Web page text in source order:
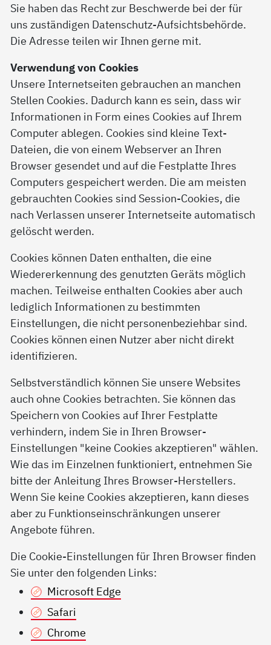
Sie haben das Recht zur Beschwerde bei der für
uns zuständigen Datenschutz-Aufsichtsbehörde.
Die Adresse teilen wir Ihnen gerne mit.
Verwendung von Cookies
Unsere Internetseiten gebrauchen an manchen
Stellen Cookies. Dadurch kann es sein, dass wir
Informationen in Form eines Cookies auf Ihrem
Computer ablegen. Cookies sind kleine Text-
Dateien, die von einem Webserver an Ihren
Browser gesendet und auf die Festplatte Ihres
Computers gespeichert werden. Die am meisten
gebrauchten Cookies sind Session-Cookies, die
nach Verlassen unserer Internetseite automatisch
gelöscht werden.
Cookies können Daten enthalten, die eine
Wiedererkennung des genutzten Geräts möglich
machen. Teilweise enthalten Cookies aber auch
lediglich Informationen zu bestimmten
Einstellungen, die nicht personenbeziehbar sind.
Cookies können einen Nutzer aber nicht direkt
identifizieren.
Selbstverständlich können Sie unsere Websites
auch ohne Cookies betrachten. Sie können das
Speichern von Cookies auf Ihrer Festplatte
verhindern, indem Sie in Ihren Browser-
Einstellungen "keine Cookies akzeptieren" wählen.
Wie das im Einzelnen funktioniert, entnehmen Sie
bitte der Anleitung Ihres Browser-Herstellers.
Wenn Sie keine Cookies akzeptieren, kann dieses
aber zu Funktionseinschränkungen unserer
Angebote führen.
Die Cookie-Einstellungen für Ihren Browser finden
Sie unter den folgenden Links:
Microsoft Edge
Safari
Chrome